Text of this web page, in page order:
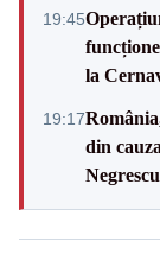
19:45
la
19:17
din
Negrescu